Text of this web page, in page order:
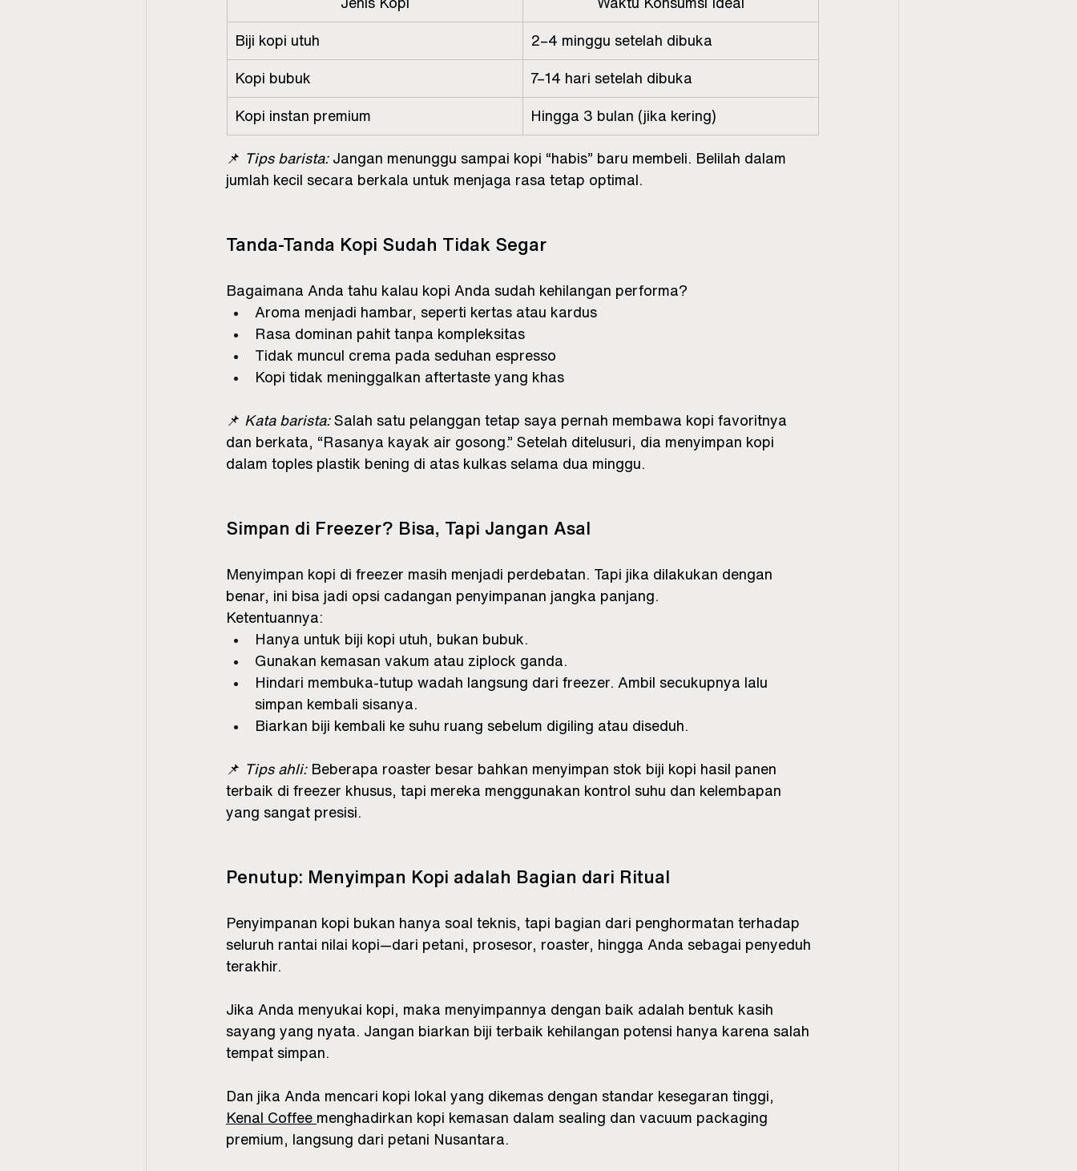
Biji kopi utuh 2–4 minggu setelah dibuka
Kopi bubuk 7–14 hari setelah dibuka
Kopi instan premium Hingga 3 bulan (jika kering)
📌 Tips barista: Jangan menunggu sampai kopi “habis” baru membeli. Belilah dalam
jumlah kecil secara berkala untuk menjaga rasa tetap optimal.
Tanda-Tanda Kopi Sudah Tidak Segar
Bagaimana Anda tahu kalau kopi Anda sudah kehilangan performa?
Aroma menjadi hambar, seperti kertas atau kardus
Rasa dominan pahit tanpa kompleksitas
Tidak muncul crema pada seduhan espresso
Kopi tidak meninggalkan aftertaste yang khas
📌 Kata barista: Salah satu pelanggan tetap saya pernah membawa kopi favoritnya
dan berkata, “Rasanya kayak air gosong.” Setelah ditelusuri, dia menyimpan kopi
dalam toples plastik bening di atas kulkas selama dua minggu.
Simpan di Freezer? Bisa, Tapi Jangan Asal
Menyimpan kopi di freezer masih menjadi perdebatan. Tapi jika dilakukan dengan
benar, ini bisa jadi opsi cadangan penyimpanan jangka panjang.
Ketentuannya:
Hanya untuk biji kopi utuh, bukan bubuk.
Gunakan kemasan vakum atau ziplock ganda.
Hindari membuka-tutup wadah langsung dari freezer. Ambil secukupnya lalu
simpan kembali sisanya.
Biarkan biji kembali ke suhu ruang sebelum digiling atau diseduh.
📌 Tips ahli: Beberapa roaster besar bahkan menyimpan stok biji kopi hasil panen
terbaik di freezer khusus, tapi mereka menggunakan kontrol suhu dan kelembapan
yang sangat presisi.
Penutup: Menyimpan Kopi adalah Bagian dari Ritual
Penyimpanan kopi bukan hanya soal teknis, tapi bagian dari penghormatan terhadap
seluruh rantai nilai kopi—dari petani, prosesor, roaster, hingga Anda sebagai penyeduh
terakhir.
Jika Anda menyukai kopi, maka menyimpannya dengan baik adalah bentuk kasih
sayang yang nyata. Jangan biarkan biji terbaik kehilangan potensi hanya karena salah
tempat simpan.
Dan jika Anda mencari kopi lokal yang dikemas dengan standar kesegaran tinggi,
Kenal Coffee menghadirkan kopi kemasan dalam sealing dan vacuum packaging
premium, langsung dari petani Nusantara.